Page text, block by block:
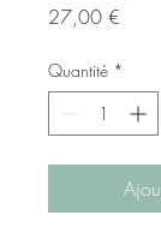
27,00 €
Quantité *